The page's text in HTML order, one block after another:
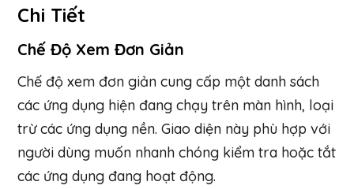
Chi Tiết
Chế Độ Xem Đơn Giản
Chế độ xem đơn giản cung cấp một danh sách
các ứng dụng hiện đang chạy trên màn hình, loại
trừ các ứng dụng nền. Giao diện này phù hợp với
người dùng muốn nhanh chóng kiểm tra hoặc tắt
các ứng dụng đang hoạt động.